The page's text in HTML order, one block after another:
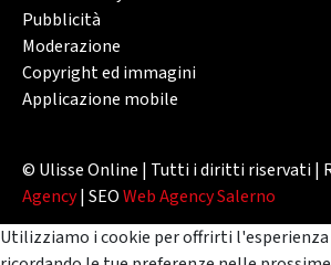
Pubblicità
Moderazione
Copyright ed immagini
Applicazione mobile
© Ulisse Online | Tutti i diritti riservati |
Agency| SEOWeb Agency Salerno
Utilizziamo i cookie per offrirti